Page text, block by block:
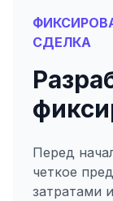
СДЕЛКА
Перед
четкое
затратами